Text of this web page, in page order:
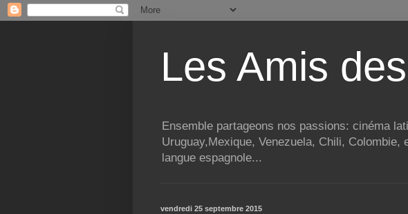
Les Amis
Ensemble partageons nos passions: cinéma
Uruguay,Mexique, Venezuela, Chili,
langue espagnole...
vendredi 25 septembre 2015